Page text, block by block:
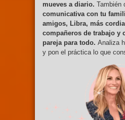
mueves a diario. También
comunicativa con tu
amigos, Libra, más
compañeros de trabajo y
pareja para todo. Analiza
y pon el práctica lo que